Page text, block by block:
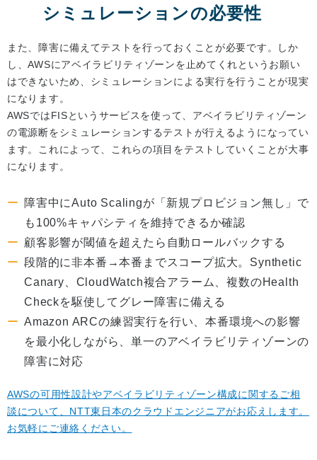
シミュレーションの必要性
また、障害に備えてテストを行っておくことが必要です。しか
し、AWSにアベイラビリティゾーンを止めてくれというお願い
はできないため、シミュレーションによる実行を行うことが現実
になります。
AWSではFISというサービスを使って、アベイラビリティゾーン
の電源断をシミュレーションするテストが行えるようになってい
ます。これによって、これらの項目をテストしていくことが大事
になります。
障害中にAuto Scalingが「新規プロビジョン無し」で
も100%キャパシティを維持できるか確認
顧客影響が閾値を超えたら自動ロールバックする
段階的に非本番→本番までスコープ拡大。Synthetic
Canary、CloudWatch複合アラーム、複数のHealth
Checkを駆使してグレー障害に備える
Amazon ARCの練習実行を行い、本番環境への影響
を最小化しながら、単一のアベイラビリティゾーンの
障害に対応
AWSの可用性設計やアベイラビリティゾーン構成に関するご相
談について、NTT東日本のクラウドエンジニアがお応えします。
お気軽にご連絡ください。